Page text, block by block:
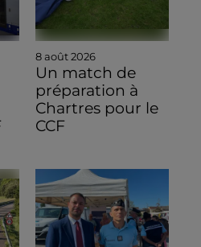
8 août 2026
Un match de
préparation à
Chartres pour le
CCF